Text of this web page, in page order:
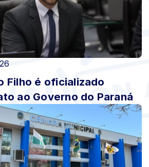
Filho é oficializado
ao Governo do Paraná